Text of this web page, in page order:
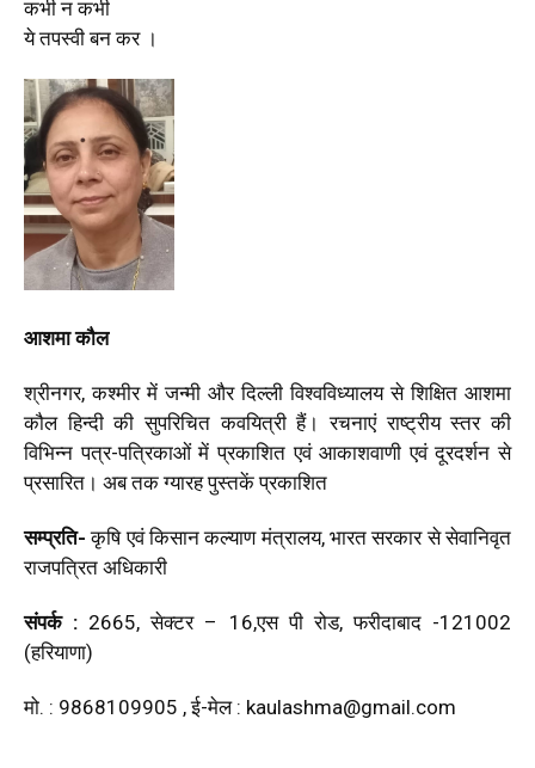
कभी न कभी
ये तपस्वी बन कर ।
आशमा कौल
श्रीनगर, कश्मीर में जन्मी और दिल्ली विश्वविध्यालय से शिक्षित आशमा
कौल हिन्दी की सुपरिचित कवयित्री हैं। रचनाएं राष्ट्रीय स्तर की
विभिन्न पत्र-पत्रिकाओं में प्रकाशित एवं आकाशवाणी एवं दूरदर्शन से
प्रसारित। अब तक ग्यारह पुस्तकें प्रकाशित
सम्प्रति- कृषि एवं किसान कल्याण मंत्रालय, भारत सरकार से सेवानिवृत
राजपत्रित अधिकारी
संपर्क : 2665, सेक्टर – 16,एस पी रोड, फरीदाबाद -121002
(हरियाणा)
मो. : 9868109905 , ई-मेल : kaulashma@gmail.com